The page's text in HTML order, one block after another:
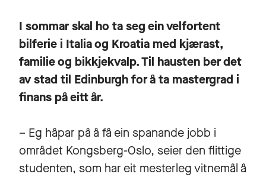
I sommar skal ho ta seg ein velfortent
bilferie i Italia og Kroatia med kjærast,
familie og bikkjekvalp. Til hausten ber det
av stad til Edinburgh for å ta mastergrad i
finans på eitt år.
– Eg håpar på å få ein spanande jobb i
området Kongsberg-Oslo, seier den flittige
studenten, som har eit mesterleg vitnemål å